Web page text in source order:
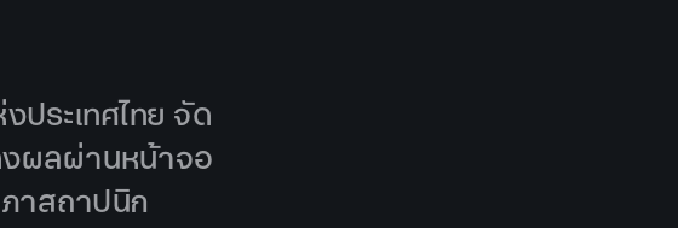
ระเทศไทย จัด
ผลผ่านหน้าจอ
าสถาปนิก